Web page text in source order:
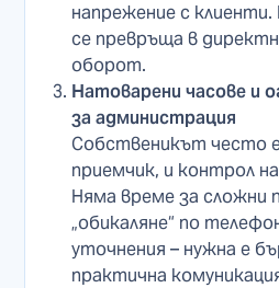
напрежение с
се превръща в
оборот.
Натоварени часове и
за администрация
Собственикът често
приемчик, и контрол
Няма време за сложни
„обикаляне“ по
уточнения – нужна е
практична